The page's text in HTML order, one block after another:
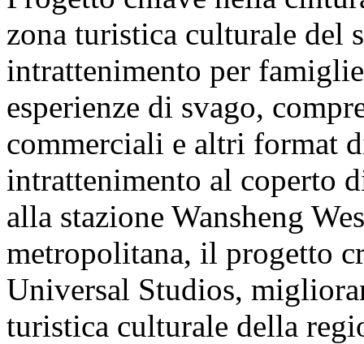
zona turistica culturale del
intrattenimento per
esperienze di svago,
commerciali e altri format
intrattenimento al coperto
alla stazione Wansheng
metropolitana, il progetto
Universal Studios,
turistica culturale della